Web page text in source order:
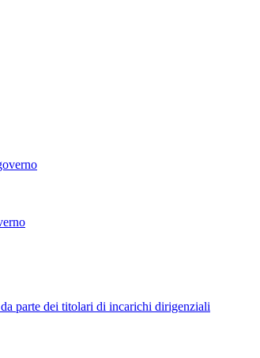
parte dei titolari di incarichi dirigenziali